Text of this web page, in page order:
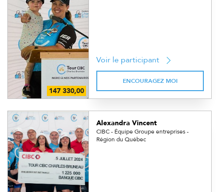
Voir le participant
ENCOURAGEZ MOI
Alexandra Vincent
CIBC - Équipe Groupe entreprises -
Région du Québec